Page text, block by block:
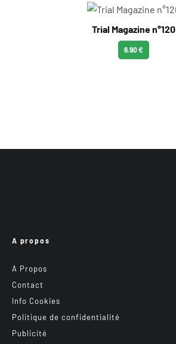
Trial Magazine n°120
6.90 €
A propos
A Propos
Contact
Info Cookies
Politique de confidentialité
Publicité